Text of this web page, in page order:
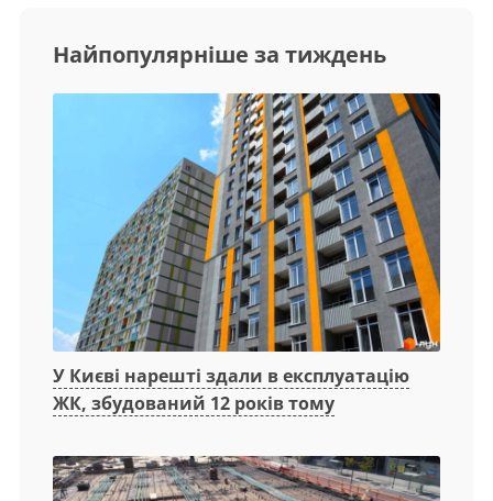
Найпопулярніше за тиждень
У Києві нарешті здали в експлуатацію
ЖК, збудований 12 років тому